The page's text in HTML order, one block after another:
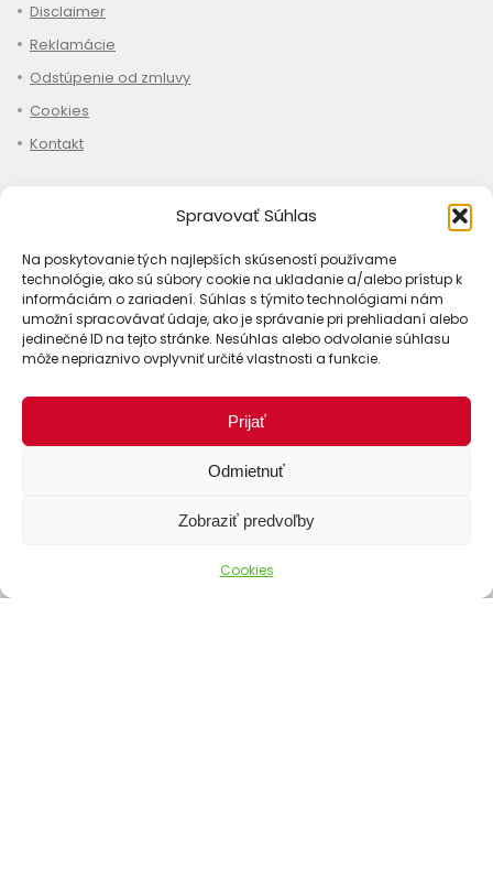
Spravovať Súhlas
Na poskytovanie tých najlepších skúseností používame
technológie, ako sú súbory cookie na ukladanie a/alebo prístup k
informáciám o zariadení. Súhlas s týmito technológiami nám
umožní spracovávať údaje, ako je správanie pri prehliadaní alebo
jedinečné ID na tejto stránke. Nesúhlas alebo odvolanie súhlasu
môže nepriaznivo ovplyvniť určité vlastnosti a funkcie.
Prijať
Odmietnuť
Zobraziť predvoľby
Cookies
Disclaimer
Reklamácie
Odstúpenie od zmluvy
Cookies
Kontakt
Nákup
Ako objednať
Doprava
Platba
Stav objednávky